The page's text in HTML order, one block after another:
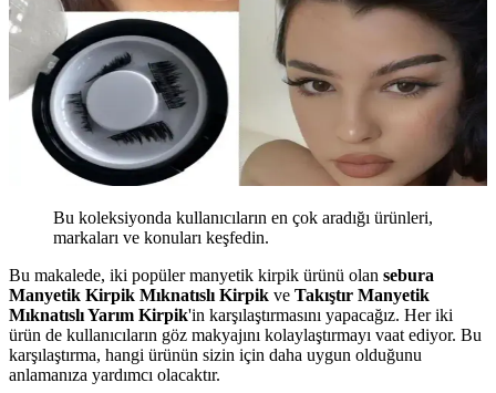
Bu koleksiyonda kullanıcıların en çok aradığı ürünleri,
markaları ve konuları keşfedin.
Bu makalede, iki popüler manyetik kirpik ürünü olan sebura
Manyetik Kirpik Mıknatıslı Kirpik ve Takıştır Manyetik
Mıknatıslı Yarım Kirpik'in karşılaştırmasını yapacağız. Her iki
ürün de kullanıcıların göz makyajını kolaylaştırmayı vaat ediyor. Bu
karşılaştırma, hangi ürünün sizin için daha uygun olduğunu
anlamanıza yardımcı olacaktır.